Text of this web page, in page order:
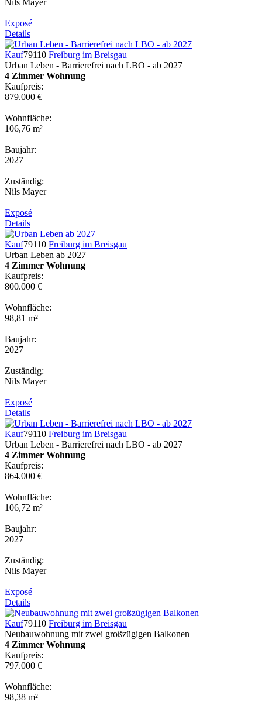
Nils Mayer
Exposé
Details
Kauf79110 Freiburg im Breisgau
Urban Leben - Barrierefrei nach LBO - ab 2027
4 Zimmer Wohnung
Kaufpreis:
879.000 €
Wohnfläche:
106,76 m²
Baujahr:
2027
Zuständig:
Nils Mayer
Exposé
Details
Kauf79110 Freiburg im Breisgau
Urban Leben ab 2027
4 Zimmer Wohnung
Kaufpreis:
800.000 €
Wohnfläche:
98,81 m²
Baujahr:
2027
Zuständig:
Nils Mayer
Exposé
Details
Kauf79110 Freiburg im Breisgau
Urban Leben - Barrierefrei nach LBO - ab 2027
4 Zimmer Wohnung
Kaufpreis:
864.000 €
Wohnfläche:
106,72 m²
Baujahr:
2027
Zuständig:
Nils Mayer
Exposé
Details
Kauf79110 Freiburg im Breisgau
Neubauwohnung mit zwei großzügigen Balkonen
4 Zimmer Wohnung
Kaufpreis:
797.000 €
Wohnfläche:
98,38 m²